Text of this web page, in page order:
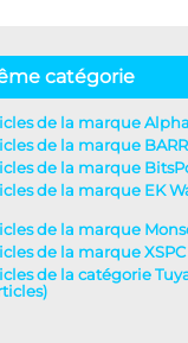
catégorie
de la marque
de la marque
de la marque
de la marque EK
de la marque
de la marque XSPC
de la catégorie